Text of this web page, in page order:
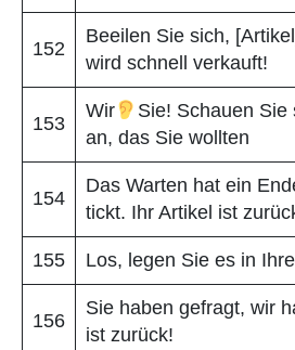
152
Beeilen Sie sich,
wird schnell verkauft!
153
Wir
Sie! Schauen Sie
an, das Sie wollten
154
Das Warten hat ein
tickt. Ihr Artikel ist
155 Los, legen Sie es in
156
Sie haben gefragt, wir
ist zurück!